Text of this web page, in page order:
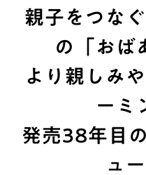
親子をつな
の「おば
より親しみ
ーミ
発売38年目
ュ